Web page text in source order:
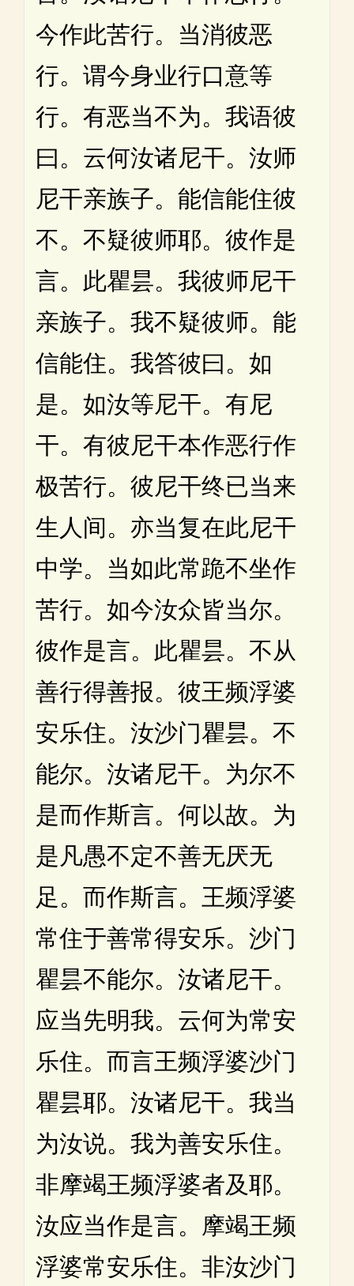
今作此苦行。当消彼恶
行。谓今身业行口意等
行。有恶当不为。我语彼
曰。云何汝诸尼干。汝师
尼干亲族子。能信能住彼
不。不疑彼师耶。彼作是
言。此瞿昙。我彼师尼干
亲族子。我不疑彼师。能
信能住。我答彼曰。如
是。如汝等尼干。有尼
干。有彼尼干本作恶行作
极苦行。彼尼干终已当来
生人间。亦当复在此尼干
中学。当如此常跪不坐作
苦行。如今汝众皆当尔。
彼作是言。此瞿昙。不从
善行得善报。彼王频浮婆
安乐住。汝沙门瞿昙。不
能尔。汝诸尼干。为尔不
是而作斯言。何以故。为
是凡愚不定不善无厌无
足。而作斯言。王频浮婆
常住于善常得安乐。沙门
瞿昙不能尔。汝诸尼干。
应当先明我。云何为常安
乐住。而言王频浮婆沙门
瞿昙耶。汝诸尼干。我当
为汝说。我为善安乐住。
非摩竭王频浮婆者及耶。
汝应当作是言。摩竭王频
浮婆常安乐住。非汝沙门